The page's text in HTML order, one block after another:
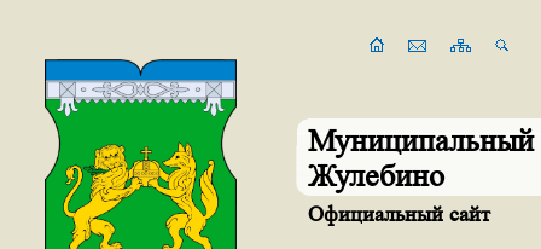
Муниципальный
Жулебино
Официальный сайт